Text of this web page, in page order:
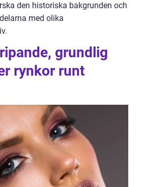
den historiska bakgrunden och
med olika
grundlig
rynkor runt